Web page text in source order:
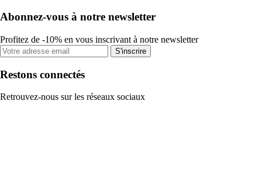
Abonnez-vous à notre newsletter
Profitez de -10% en vous inscrivant à notre newsletter
S'inscrire
Restons connectés
Retrouvez-nous sur les réseaux sociaux